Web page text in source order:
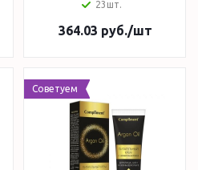
23шт.
364.03 руб./шт
Советуем